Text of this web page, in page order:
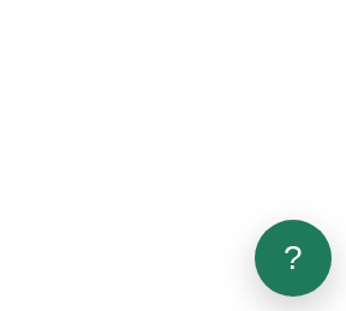
?